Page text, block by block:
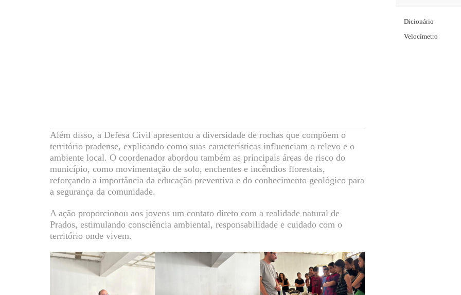
Além disso, a Defesa Civil apresentou a diversidade de rochas que compõem o
território pradense, explicando como suas características influenciam o relevo e o
ambiente local. O coordenador abordou também as principais áreas de risco do
município, como movimentação de solo, enchentes e incêndios florestais,
reforçando a importância da educação preventiva e do conhecimento geológico para
a segurança da comunidade.
A ação proporcionou aos jovens um contato direto com a realidade natural de
Prados, estimulando consciência ambiental, responsabilidade e cuidado com o
território onde vivem.
Dicionário
Velocímetro